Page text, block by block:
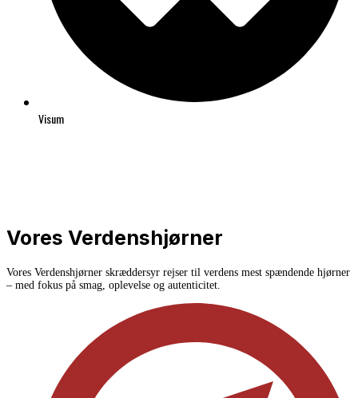
Visum
Vores Verdenshjørner
Vores Verdenshjørner skræddersyr rejser til verdens mest spændende hjørner
– med fokus på smag, oplevelse og autenticitet.